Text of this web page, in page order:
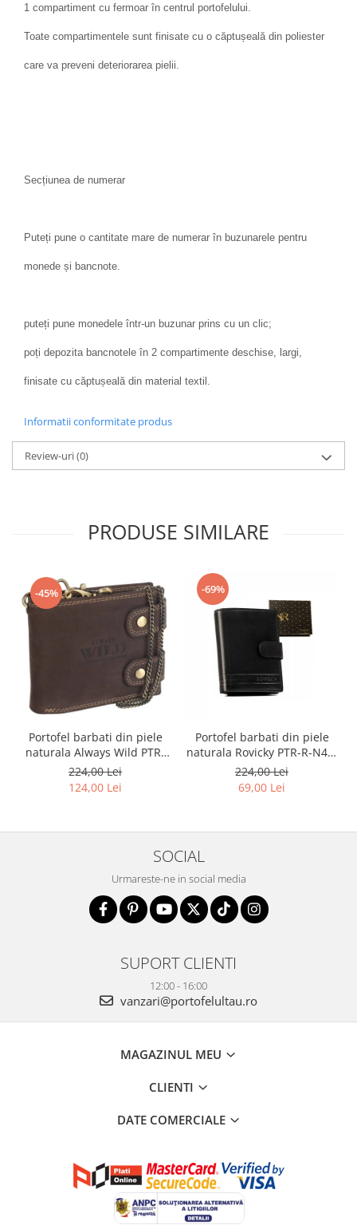
1 compartiment cu fermoar în centrul portofelului.
Toate compartimentele sunt finisate cu o căptușeală din poliester
care va preveni deteriorarea pielii.
Secțiunea de numerar
Puteți pune o cantitate mare de numerar în buzunarele pentru
monede și bancnote.
puteți pune monedele într-un buzunar prins cu un clic;
poți depozita bancnotele în 2 compartimente deschise, largi,
finisate cu căptușeală din material textil.
Informatii conformitate produs
Review-uri(0)
PRODUSE SIMILARE
-45%
Portofel barbati din piele
naturala Always Wild PTR-
2900-BIC
224,00 Lei
124,00 Lei
-69%
Portofel barbati din piele
naturala Rovicky PTR-R-N4L-
GAT-8922 B+B
224,00 Lei
69,00 Lei
SOCIAL
Urmareste-ne in social media
SUPORT CLIENTI
12:00 - 16:00
vanzari@portofelultau.ro
MAGAZINUL MEU
CLIENTI
DATE COMERCIALE